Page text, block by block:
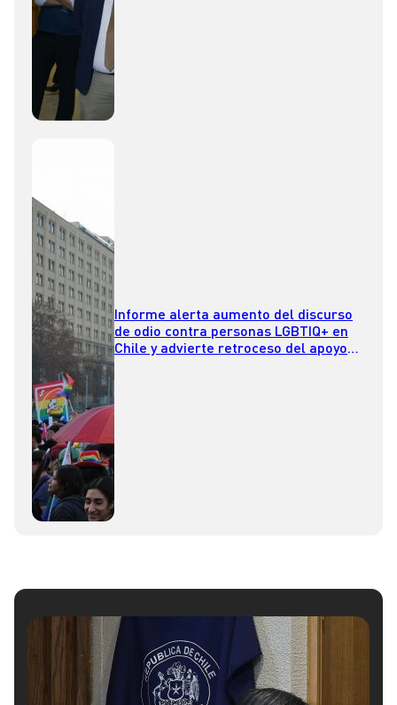
Informe alerta aumento del discurso
de odio contra personas LGBTIQ+ en
Chile y advierte retroceso del apoyo